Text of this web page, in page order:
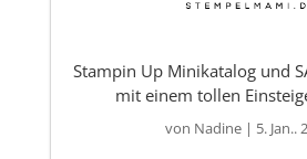
Stampin Up Minikatalog und
mit einem tollen
von Nadine| 5. Jan..